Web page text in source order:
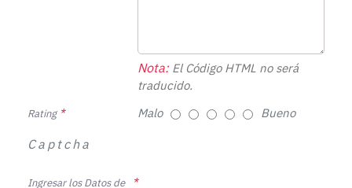
Nota:El Código HTML no será
traducido.
Rating Malo Bueno
Captcha
Ingresar los Datos de